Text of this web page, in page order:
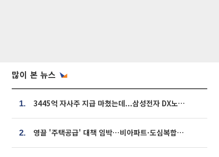
많이 본 뉴스
1. 3445억 자사주 지급 마쳤는데...삼성전자 DX노조, 뒤늦은 '떼쓰기 집회'
2. 영끌 '주택공급' 대책 임박⋯비아파트·도심복합까지 총동원